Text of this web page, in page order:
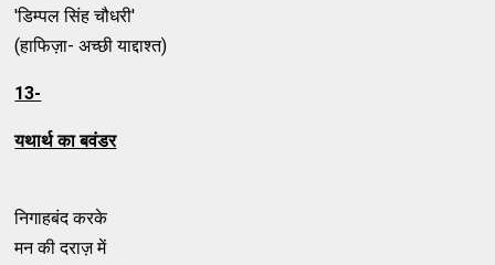
'डिम्पल सिंह चौधरी'
(हाफिज़ा- अच्छी याद्दाश्त)
13-
यथार्थ का बवंडर
निगाहबंद करके
मन की दराज़ में